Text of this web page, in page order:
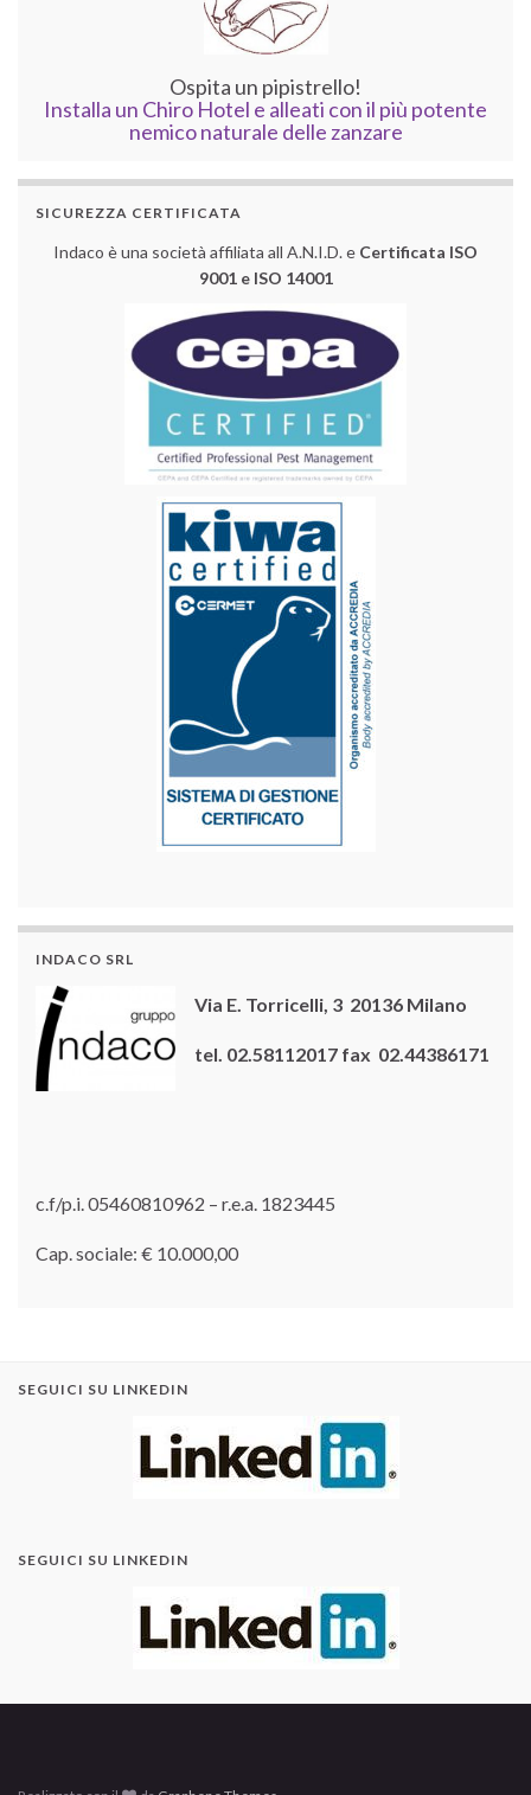
Ospita un pipistrello!
Installa un Chiro Hotel e alleati con il più potente
nemico naturale delle zanzare
SICUREZZA CERTIFICATA
Indaco è una società affiliata all A.N.I.D. e Certificata ISO
9001 e ISO 14001
INDACO SRL
Via E. Torricelli, 3 20136 Milano
tel. 02.58112017 fax 02.44386171
c.f/p.i. 05460810962 – r.e.a. 1823445
Cap. sociale: € 10.000,00
SEGUICI SU LINKEDIN
SEGUICI SU LINKEDIN